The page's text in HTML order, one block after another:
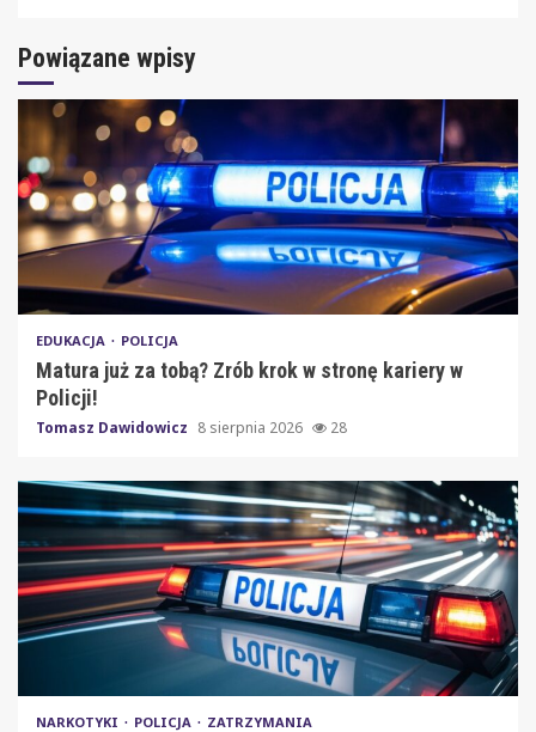
Powiązane wpisy
EDUKACJA POLICJA
Matura już za tobą? Zrób krok w stronę kariery w
Policji!
Tomasz Dawidowicz 8 sierpnia 2026 28
NARKOTYKI POLICJA ZATRZYMANIA